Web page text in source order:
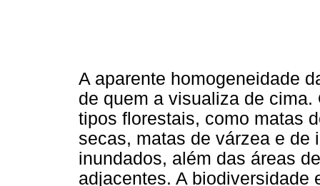
A aparente homogeneidade
de quem a visualiza de
tipos florestais, como matas
secas, matas de várzea e de
inundados, além das áreas
adjacentes. A biodiversidade